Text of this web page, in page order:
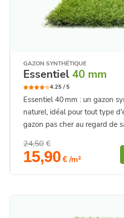
GAZON SYNTHÉTIQUE
Essentiel 40 mm
sur 5
4.25 / 5
Essentiel 40 mm : un gazon
naturel, idéal pour tout type
gazon pas cher au regard de
24,50€
Le
prix
initial
était :
15,90 €prix
est :
/m²